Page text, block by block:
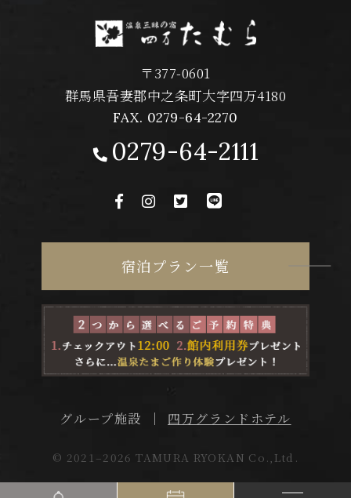
〒377-0601
群馬県吾妻郡中之条町大字四万4180
FAX. 0279-64-2270
0279-64-2111
宿泊プラン一覧
グループ施設 四万グランドホテル
© 2021–2026 TAMURA RYOKAN Co.,Ltd.